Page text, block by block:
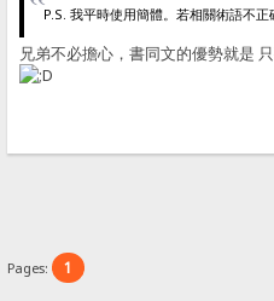
P.S. 我平時使用簡體。若相關術語不
兄弟不必擔心，書同文的優勢就是
Pages: 1